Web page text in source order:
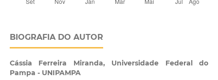
BIOGRAFIA DO AUTOR
Cássia Ferreira Miranda, Universidade Federal do
Pampa - UNIPAMPA